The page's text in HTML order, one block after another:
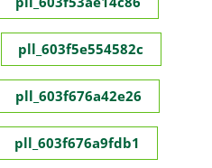
pll_603f5e554582c
pll_603f676a42e26
pll_603f676a9fdb1